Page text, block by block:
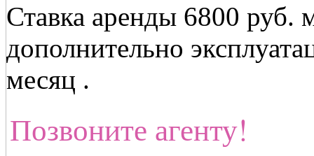
Ставка аренды 6800
дополнительно
месяц .
Позвоните агенту!